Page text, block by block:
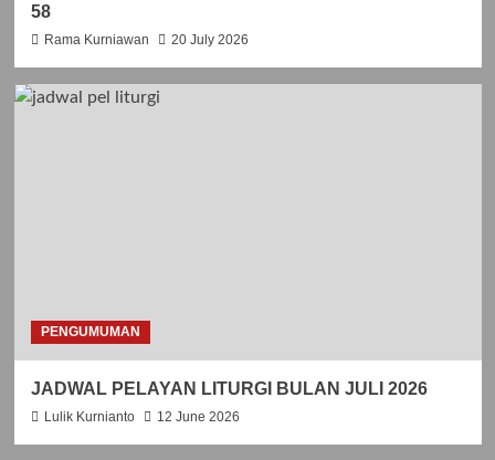
58
Rama Kurniawan 20 July 2026
PENGUMUMAN
JADWAL PELAYAN LITURGI BULAN JULI 2026
Lulik Kurnianto 12 June 2026